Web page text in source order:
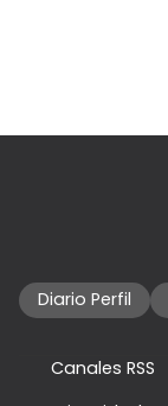
Diario Perfil
Canales RSS